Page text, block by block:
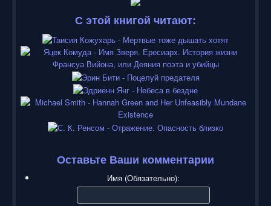
С этой книгой читают:
Оставьте Ваши комментарии
Имя (Обязательно):